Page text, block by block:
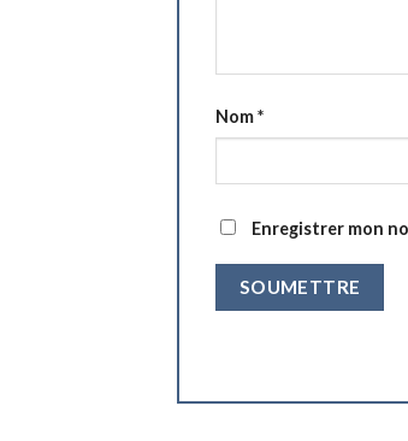
Nom*
Enregistrer mon